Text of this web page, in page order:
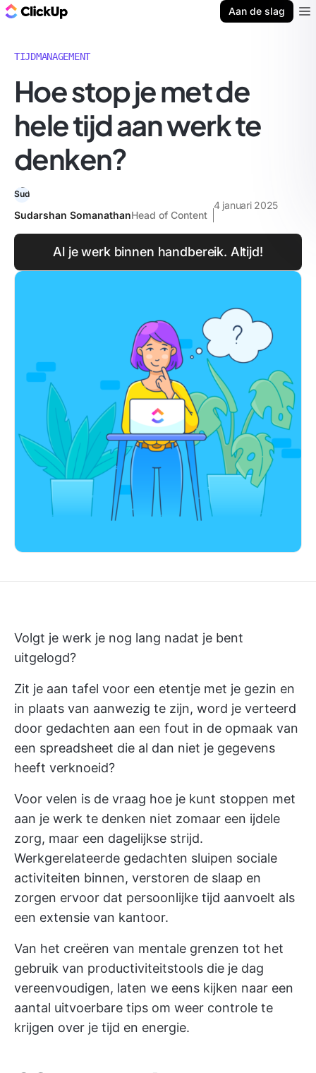
Aan de slag
TIJDMANAGEMENT
Hoe stop je met de
hele tijd aan werk te
denken?
Sudarshan SomanathanHead of Content
4 januari 2025
Al je werk binnen handbereik. Altijd!
Volgt je werk je nog lang nadat je bent
uitgelogd?
Zit je aan tafel voor een etentje met je gezin en
in plaats van aanwezig te zijn, word je verteerd
door gedachten aan een fout in de opmaak van
een spreadsheet die al dan niet je gegevens
heeft verknoeid?
Voor velen is de vraag hoe je kunt stoppen met
aan je werk te denken niet zomaar een ijdele
zorg, maar een dagelijkse strijd.
Werkgerelateerde gedachten sluipen sociale
activiteiten binnen, verstoren de slaap en
zorgen ervoor dat persoonlijke tijd aanvoelt als
een extensie van kantoor.
Van het creëren van mentale grenzen tot het
gebruik van productiviteitstools die je dag
vereenvoudigen, laten we eens kijken naar een
aantal uitvoerbare tips om weer controle te
krijgen over je tijd en energie.